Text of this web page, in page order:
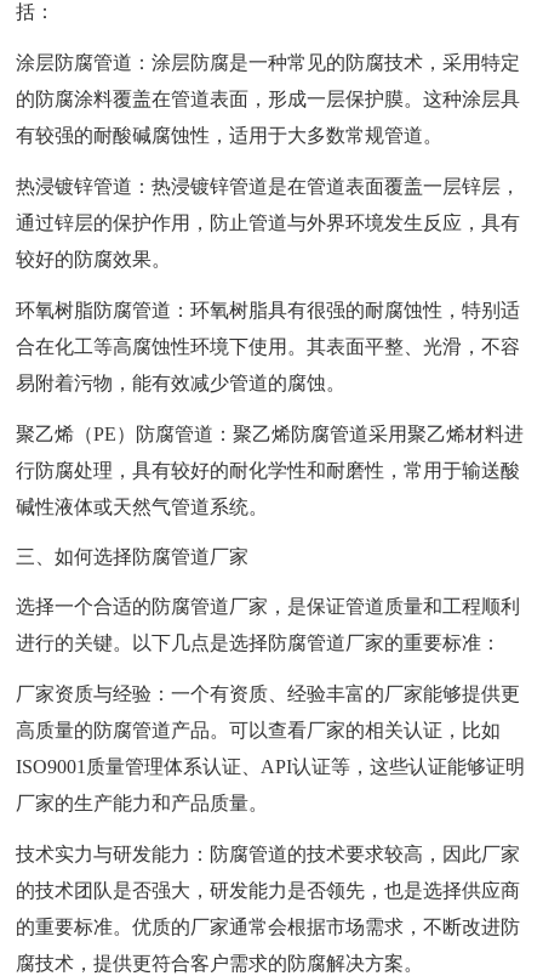
括：
涂层防腐管道：涂层防腐是一种常见的防腐技术，采用特定
的防腐涂料覆盖在管道表面，形成一层保护膜。这种涂层具
有较强的耐酸碱腐蚀性，适用于大多数常规管道。
热浸镀锌管道：热浸镀锌管道是在管道表面覆盖一层锌层，
通过锌层的保护作用，防止管道与外界环境发生反应，具有
较好的防腐效果。
环氧树脂防腐管道：环氧树脂具有很强的耐腐蚀性，特别适
合在化工等高腐蚀性环境下使用。其表面平整、光滑，不容
易附着污物，能有效减少管道的腐蚀。
聚乙烯（PE）防腐管道：聚乙烯防腐管道采用聚乙烯材料进
行防腐处理，具有较好的耐化学性和耐磨性，常用于输送酸
碱性液体或天然气管道系统。
三、如何选择防腐管道厂家
选择一个合适的防腐管道厂家，是保证管道质量和工程顺利
进行的关键。以下几点是选择防腐管道厂家的重要标准：
厂家资质与经验：一个有资质、经验丰富的厂家能够提供更
高质量的防腐管道产品。可以查看厂家的相关认证，比如
ISO9001质量管理体系认证、API认证等，这些认证能够证明
厂家的生产能力和产品质量。
技术实力与研发能力：防腐管道的技术要求较高，因此厂家
的技术团队是否强大，研发能力是否领先，也是选择供应商
的重要标准。优质的厂家通常会根据市场需求，不断改进防
腐技术，提供更符合客户需求的防腐解决方案。